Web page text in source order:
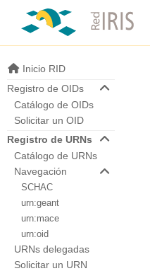
Inicio RID
Registro de OIDs
Catálogo de OIDs
Solicitar un OID
Registro de URNs
Catálogo de URNs
Navegación
SCHAC
urn:geant
urn:mace
urn:oid
URNs delegadas
Solicitar un URN